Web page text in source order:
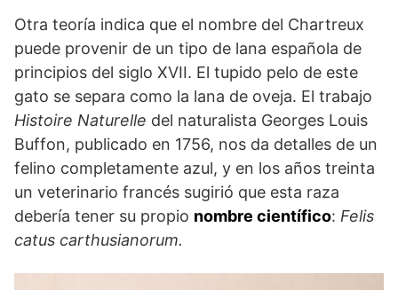
Otra teoría indica que el nombre del Chartreux
puede provenir de un tipo de lana española de
principios del siglo XVII. El tupido pelo de este
gato se separa como la lana de oveja. El trabajo
Histoire Naturelle del naturalista Georges Louis
Buffon, publicado en 1756, nos da detalles de un
felino completamente azul, y en los años treinta
un veterinario francés sugirió que esta raza
debería tener su propio nombre científico: Felis
catus carthusianorum.